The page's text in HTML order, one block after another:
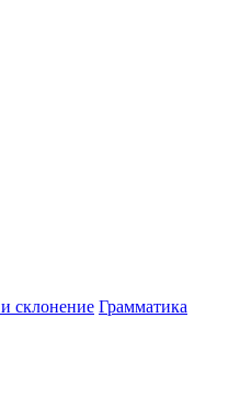
и склонение Грамматика